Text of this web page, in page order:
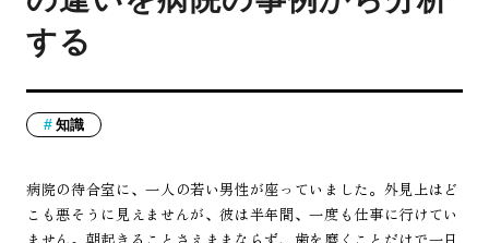
する
知識
病院の待合室に、一人の若い男性が座っていました。外見上はど
こも悪そうに見えませんが、彼は半年間、一度も仕事に行けてい
ません。朝起きることさえままならず、歯を磨くことだけで一日